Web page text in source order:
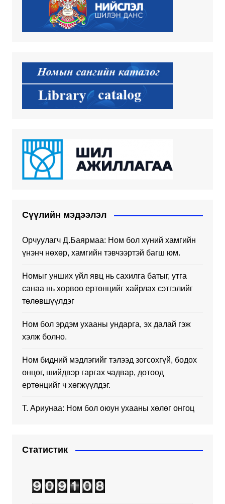
Сүүлийн мэдээлэл
Орчуулагч Д.Баярмаа: Ном бол хүний хамгийн
үнэнч нөхөр, хамгийн тэвчээртэй багш юм.
Номыг унших үйл явц нь сахилга батыг, утга
санаа нь хорвоо ертөнцийг хайрлах сэтгэлийг
төлөвшүүлдэг
Ном бол эрдэм ухааны ундарга, эх далай гэж
хэлж болно.
Ном бидний мэдлэгийг тэлээд зогсохгүй, бодох
өнцөг, шийдвэр гаргах чадвар, дотоод
ертөнцийг ч хөгжүүлдэг.
Т. Ариунаа: Ном бол оюун ухааны хөлөг онгоц
Статистик